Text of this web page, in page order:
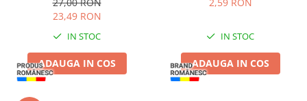
23,49 RON
IN STOC
ADAUGA IN COS
IN STOC
ADAUGA IN COS